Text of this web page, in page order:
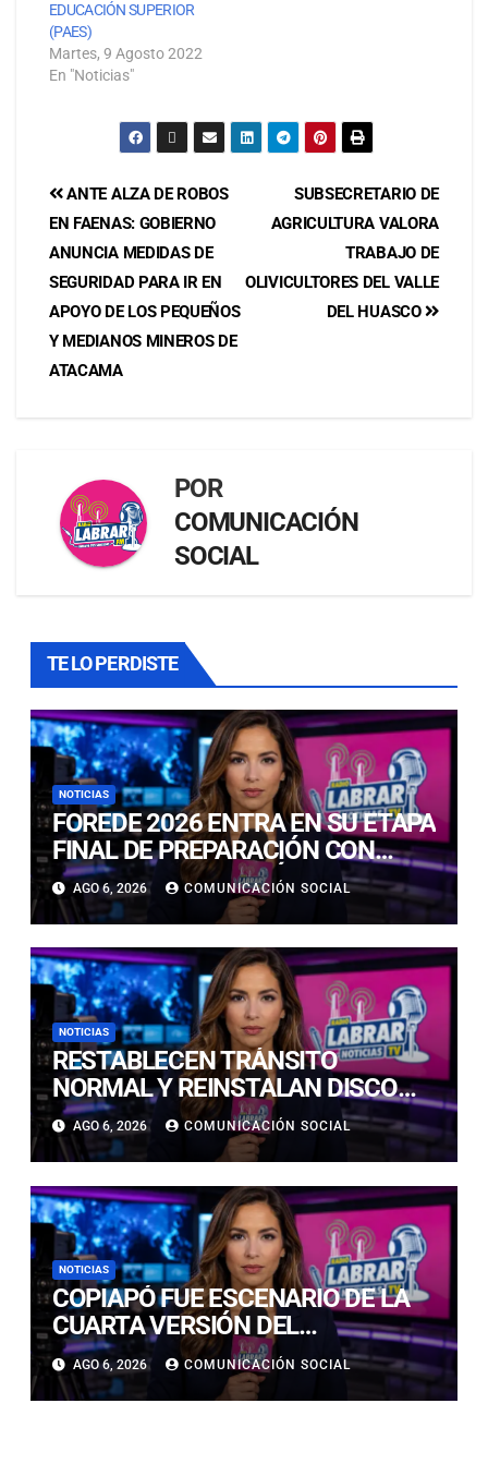
EDUCACIÓN SUPERIOR
(PAES)
Martes, 9 Agosto 2022
En "Noticias"
SUBSECRETARIO DE
AGRICULTURA VALORA
TRABAJO DE
OLIVICULTORES DEL VALLE
DEL HUASCO
ANTE ALZA DE ROBOS
EN FAENAS: GOBIERNO
ANUNCIA MEDIDAS DE
SEGURIDAD PARA IR EN
APOYO DE LOS PEQUEÑOS
Y MEDIANOS MINEROS DE
ATACAMA
POR
COMUNICACIÓN
SOCIAL
TE LO PERDISTE
NOTICIAS
FOREDE 2026 ENTRA EN SU ETAPA
FINAL DE PREPARACIÓN CON
NUEVAS TECNOLOGÍAS DE
ACCESO Y OPORTUNIDADES PARA
ATACAMA
AGO 6, 2026 COMUNICACIÓN SOCIAL
NOTICIAS
RESTABLECEN TRÁNSITO
NORMAL Y REINSTALAN DISCO
“PARE” TRAS AVANCE DE OBRAS
EN CALLE LUIS FLORES CON JULIO
PRADO
AGO 6, 2026 COMUNICACIÓN SOCIAL
NOTICIAS
COPIAPÓ FUE ESCENARIO DE LA
CUARTA VERSIÓN DEL
CAMPEONATO REGIONAL DE
BANDAS DE GUERRA
ESTUDIANTILES
AGO 6, 2026 COMUNICACIÓN SOCIAL